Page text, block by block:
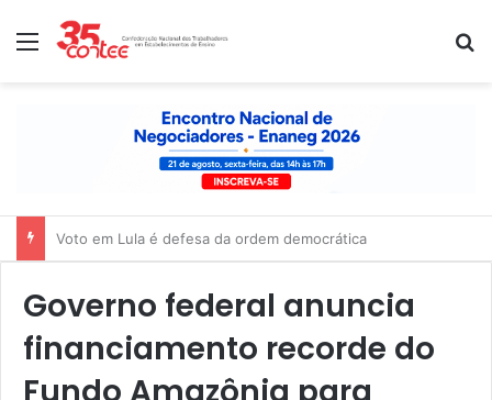
Menu
Nota de solidariedade ao povo venezuelano
Governo federal anuncia
financiamento recorde do
Fundo Amazônia para